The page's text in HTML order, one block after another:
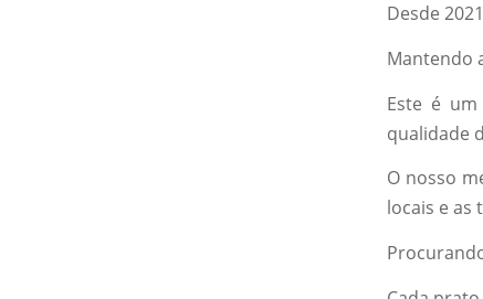
Desde
Mantendo
Este é
qualidade
O nosso
locais e as